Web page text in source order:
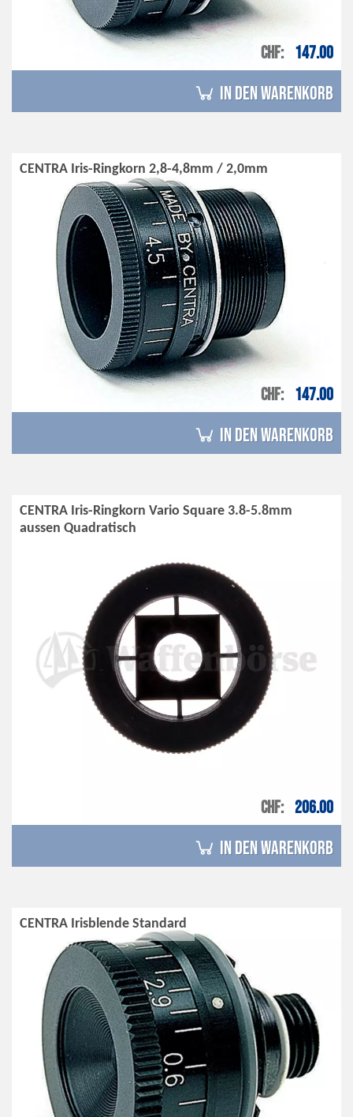
CHF 147.00
in den Warenkorb
CENTRA Iris-Ringkorn 2,8-4,8mm / 2,0mm
CHF 147.00
in den Warenkorb
CENTRA Iris-Ringkorn Vario Square 3.8-5.8mm
aussen Quadratisch
CHF 206.00
in den Warenkorb
CENTRA Irisblende Standard